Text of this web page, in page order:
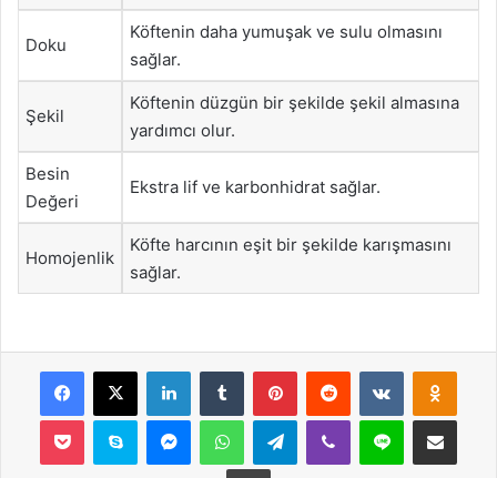
Doku
Köftenin daha yumuşak ve sulu olmasını
sağlar.
Şekil
Köftenin düzgün bir şekilde şekil almasına
yardımcı olur.
Besin
Değeri
Ekstra lif ve karbonhidrat sağlar.
Homojenlik
Köfte harcının eşit bir şekilde karışmasını
sağlar.
Facebook
X LinkedInTumblr PinterestReddit VKontakte
Pocket Skype MessengerWhatsAppTelegramViber Line E-Posta ile
Yazdır